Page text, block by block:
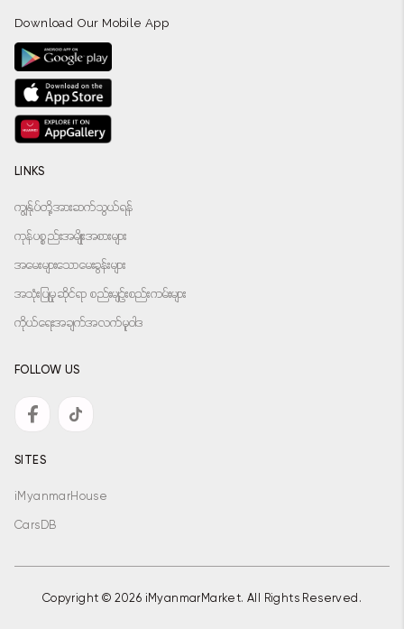
Download Our Mobile App
LINKS
ကျွန်ုပ်တို့အားဆက်သွယ်ရန်
ကုန်ပစ္စည်းအမျိုးအစားများ
အမေးများသောမေးခွန်းများ
အသုံးပြုမှုဆိုင်ရာ စည်းမျဉ်းစည်းကမ်းများ
ကိုယ်ရေးအချက်အလက်မူဝါဒ
FOLLOW US
SITES
iMyanmarHouse
CarsDB
Copyright © 2026 iMyanmarMarket. All Rights Reserved.